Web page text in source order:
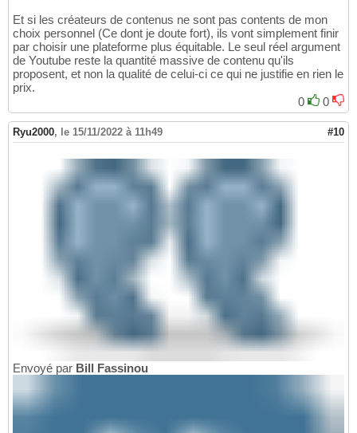
Et si les créateurs de contenus ne sont pas contents de mon
choix personnel (Ce dont je doute fort), ils vont simplement finir
par choisir une plateforme plus équitable. Le seul réel argument
de Youtube reste la quantité massive de contenu qu'ils
proposent, et non la qualité de celui-ci ce qui ne justifie en rien le
prix.
0
0
Ryu2000, le 15/11/2022 à 11h49 #10
Envoyé par Bill Fassinou